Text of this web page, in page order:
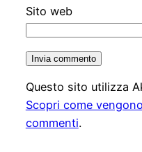
Sito web
Questo sito utilizza
Scopri come
commenti.